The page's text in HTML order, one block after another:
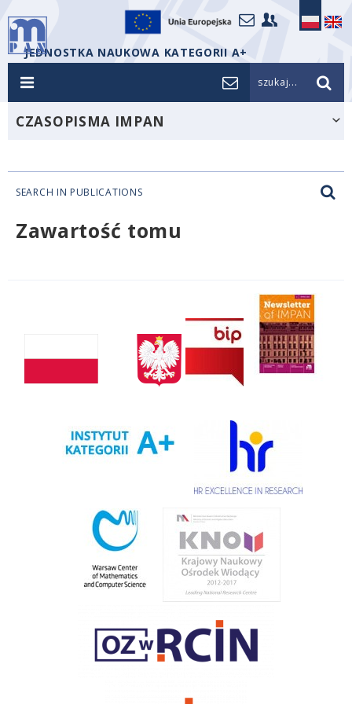
JEDNOSTKA NAUKOWA KATEGORII A+
szukaj...
CZASOPISMA IMPAN
SEARCH IN PUBLICATIONS
Zawartość tomu